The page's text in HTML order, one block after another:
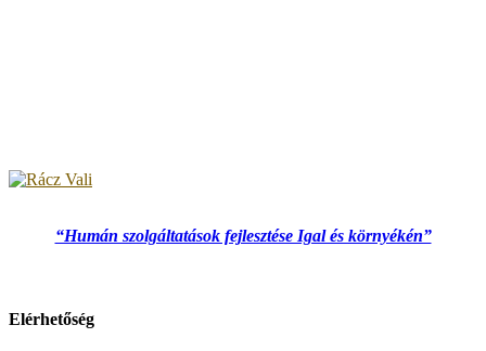
“Humán szolgáltatások fejlesztése Igal és környékén”
Elérhetőség